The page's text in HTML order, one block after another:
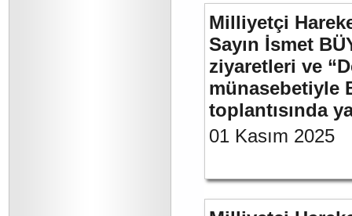
Milliyetçi
Sayın İsmet
ziyaretleri ve
münasebetiyle
toplantısında
01 Kasım 2025